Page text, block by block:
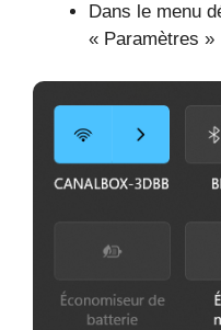
Dans le menu
« Paramètres »